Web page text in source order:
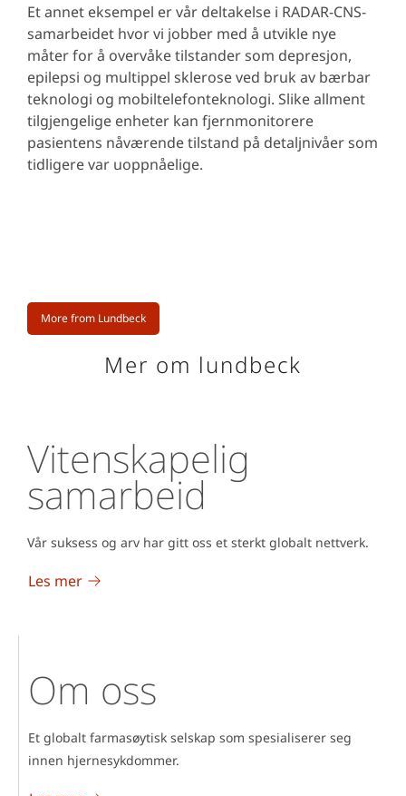
Et annet eksempel er vår deltakelse i RADAR-CNS-
samarbeidet hvor vi jobber med å utvikle nye
måter for å overvåke tilstander som depresjon,
epilepsi og multippel sklerose ved bruk av bærbar
teknologi og mobiltelefonteknologi. Slike allment
tilgjengelige enheter kan fjernmonitorere
pasientens nåværende tilstand på detaljnivåer som
tidligere var uoppnåelige.
More from Lundbeck
Mer om lundbeck
Vitenskapelig
samarbeid
Vår suksess og arv har gitt oss et sterkt globalt nettverk.
Les mer
Om oss
Et globalt farmasøytisk selskap som spesialiserer seg
innen hjernesykdommer.